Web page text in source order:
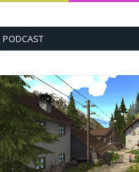
PODCAST